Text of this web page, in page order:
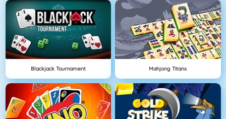
Blackjack Tournament Mahjong Titans